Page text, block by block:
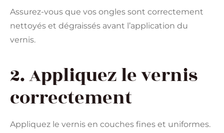
Assurez-vous que vos ongles sont correctement
nettoyés et dégraissés avant l’application du
vernis.
2. Appliquez le vernis
correctement
Appliquez le vernis en couches fines et uniformes.